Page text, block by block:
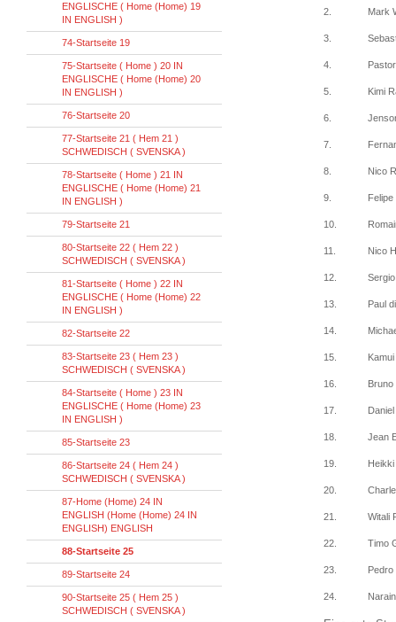
2. Mark
3.
4.
5. Kimi
6.
7.
8. Nico
9.
10.
11. Nico
12.
13. Paul
14.
15.
16. Bruno
17.
18. Jean
19.
20.
21. Witali
22. Timo
23. Pedro
24.
ENGLISCHE ( Home (Home) 19
IN ENGLISH )
74-Startseite 19
75-Startseite ( Home ) 20 IN
ENGLISCHE ( Home (Home) 20
IN ENGLISH )
76-Startseite 20
77-Startseite 21 ( Hem 21 )
SCHWEDISCH ( SVENSKA )
78-Startseite ( Home ) 21 IN
ENGLISCHE ( Home (Home) 21
IN ENGLISH )
79-Startseite 21
80-Startseite 22 ( Hem 22 )
SCHWEDISCH ( SVENSKA )
81-Startseite ( Home ) 22 IN
ENGLISCHE ( Home (Home) 22
IN ENGLISH )
82-Startseite 22
83-Startseite 23 ( Hem 23 )
SCHWEDISCH ( SVENSKA )
84-Startseite ( Home ) 23 IN
ENGLISCHE ( Home (Home) 23
IN ENGLISH )
85-Startseite 23
86-Startseite 24 ( Hem 24 )
SCHWEDISCH ( SVENSKA )
87-Home (Home) 24 IN
ENGLISH (Home (Home) 24 IN
ENGLISH) ENGLISH
88-Startseite 25
89-Startseite 24
90-Startseite 25 ( Hem 25 )
SCHWEDISCH ( SVENSKA )